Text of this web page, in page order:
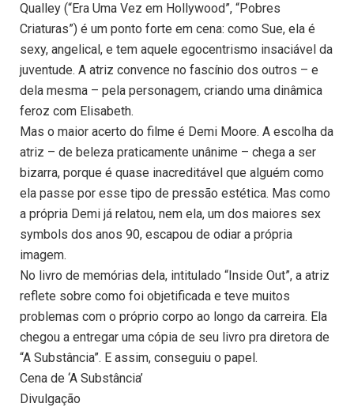
Qualley (“Era Uma Vez em Hollywood”, “Pobres
Criaturas”) é um ponto forte em cena: como Sue, ela é
sexy, angelical, e tem aquele egocentrismo insaciável da
juventude. A atriz convence no fascínio dos outros – e
dela mesma – pela personagem, criando uma dinâmica
feroz com Elisabeth.
Mas o maior acerto do filme é Demi Moore. A escolha da
atriz – de beleza praticamente unânime – chega a ser
bizarra, porque é quase inacreditável que alguém como
ela passe por esse tipo de pressão estética. Mas como
a própria Demi já relatou, nem ela, um dos maiores sex
symbols dos anos 90, escapou de odiar a própria
imagem.
No livro de memórias dela, intitulado “Inside Out”, a atriz
reflete sobre como foi objetificada e teve muitos
problemas com o próprio corpo ao longo da carreira. Ela
chegou a entregar uma cópia de seu livro pra diretora de
“A Substância”. E assim, conseguiu o papel.
Cena de ‘A Substância’
Divulgação